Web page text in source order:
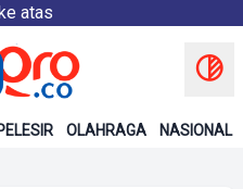
atas
OLAHRAGA NASIONAL